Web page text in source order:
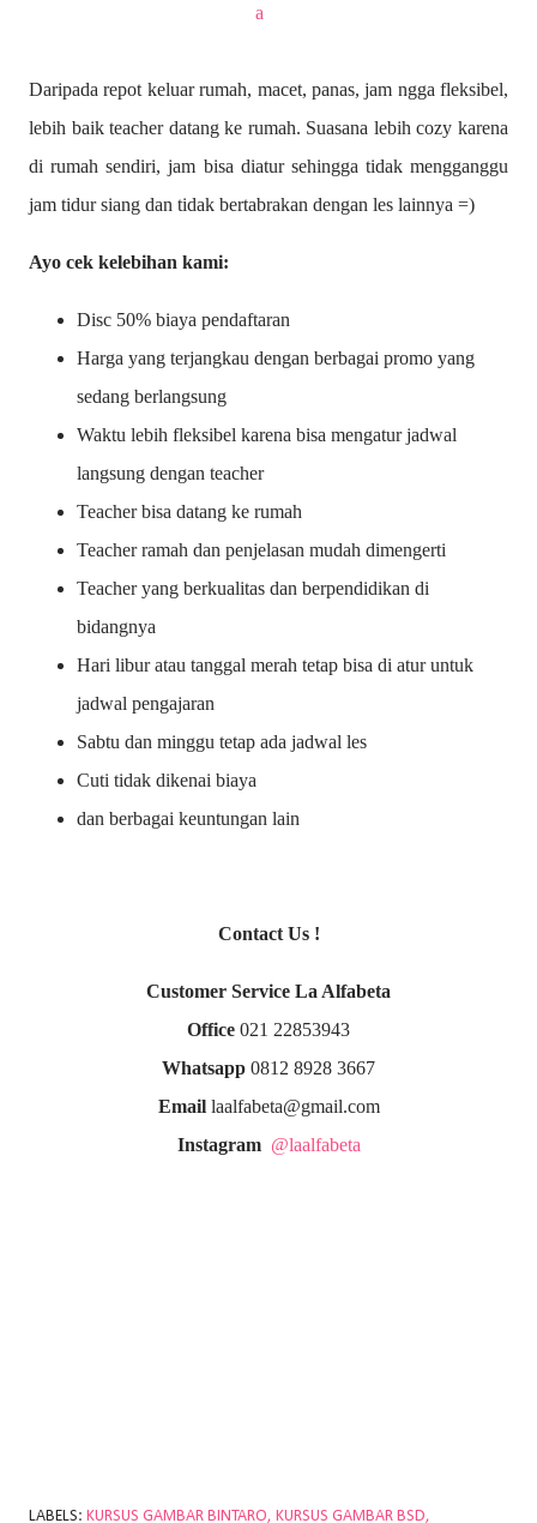
a
Daripada repot keluar rumah, macet, panas, jam ngga fleksibel,
lebih baik teacher datang ke rumah. Suasana lebih cozy karena
di rumah sendiri, jam bisa diatur sehingga tidak mengganggu
jam tidur siang dan tidak bertabrakan dengan les lainnya =)
Ayo cek kelebihan kami:
Disc 50% biaya pendaftaran
Harga yang terjangkau dengan berbagai promo yang
sedang berlangsung
Waktu lebih fleksibel karena bisa mengatur jadwal
langsung dengan teacher
Teacher bisa datang ke rumah
Teacher ramah dan penjelasan mudah dimengerti
Teacher yang berkualitas dan berpendidikan di
bidangnya
Hari libur atau tanggal merah tetap bisa di atur untuk
jadwal pengajaran
Sabtu dan minggu tetap ada jadwal les
Cuti tidak dikenai biaya
dan berbagai keuntungan lain
Contact Us !
Customer Service La Alfabeta
Office 021 22853943
Whatsapp 0812 8928 3667
Emaillaalfabeta@gmail.com
Instagram @laalfabeta
LABELS: KURSUS GAMBAR BINTARO KURSUS GAMBAR BSD